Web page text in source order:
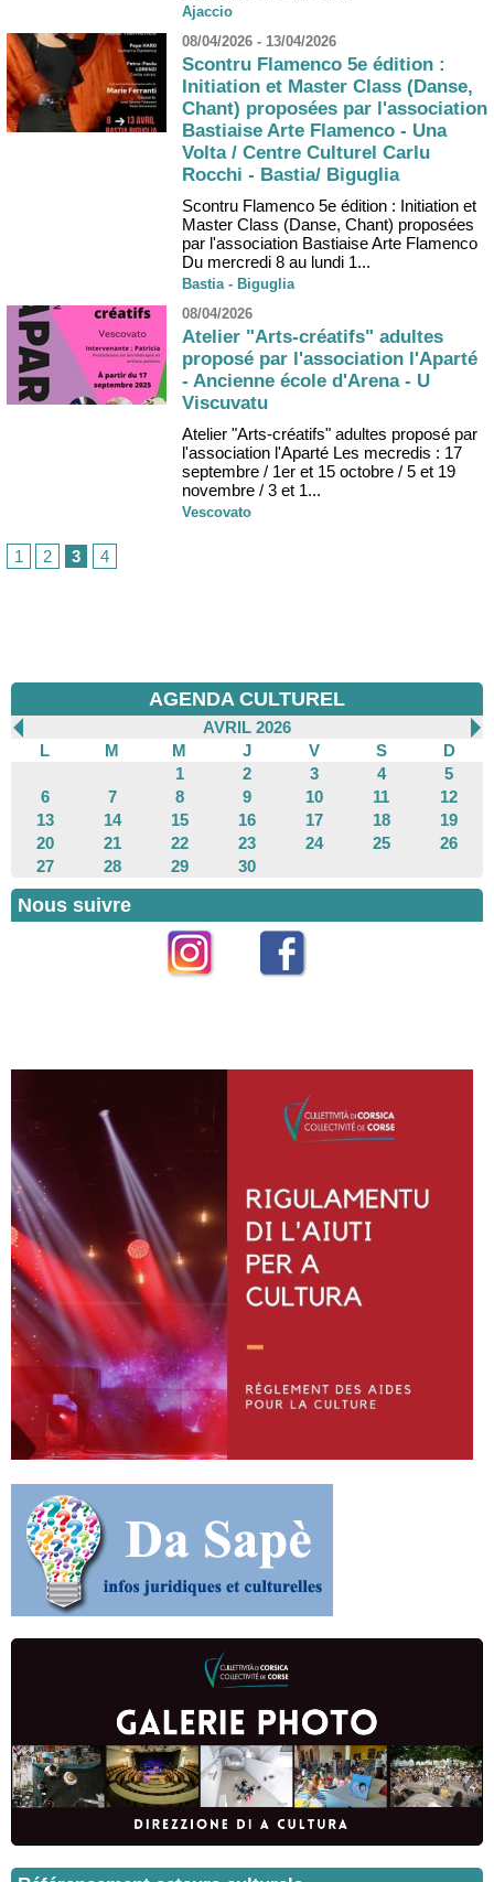
Ajaccio
08/04/2026 - 13/04/2026
Scontru Flamenco 5e édition :
Initiation et Master Class (Danse,
Chant) proposées par l'association
Bastiaise Arte Flamenco - Una
Volta / Centre Culturel Carlu
Rocchi - Bastia/ Biguglia
Scontru Flamenco 5e édition : Initiation et
Master Class (Danse, Chant) proposées
par l'association Bastiaise Arte Flamenco
Du mercredi 8 au lundi 1...
Bastia - Biguglia
08/04/2026
Atelier "Arts-créatifs" adultes
proposé par l'association l'Aparté
- Ancienne école d'Arena - U
Viscuvatu
Atelier "Arts-créatifs" adultes proposé par
l'association l'Aparté Les mecredis : 17
septembre / 1er et 15 octobre / 5 et 19
novembre / 3 et 1...
Vescovato
1 2 3 4
AGENDA CULTUREL
AVRIL 2026
L
M M J V S
D
1
2 3 4
5
6
7 8 9 10 11
12
13
14 15 16 17 18
19
20
21 22 23 24 25
26
27
28 29 30
Nous suivre